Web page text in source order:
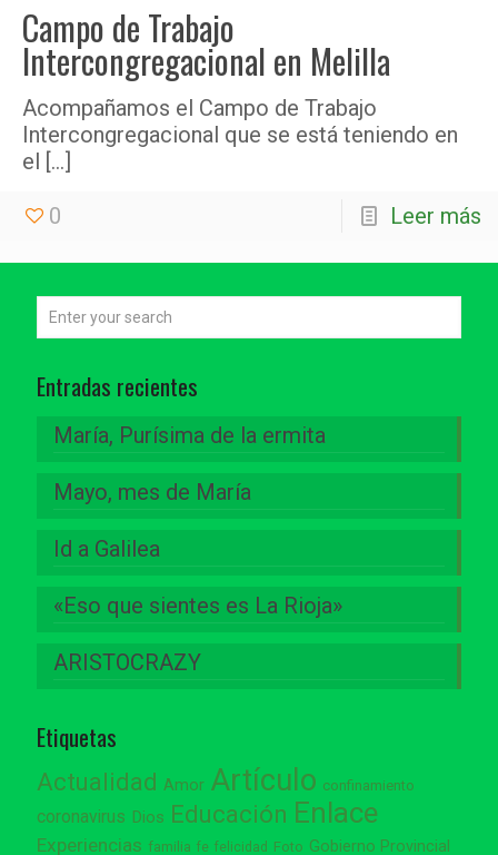
Campo de Trabajo
Intercongregacional en Melilla
Acompañamos el Campo de Trabajo
Intercongregacional que se está teniendo en
el […]
0 Leer más
Entradas recientes
María, Purísima de la ermita
Mayo, mes de María
Id a Galilea
«Eso que sientes es La Rioja»
ARISTOCRAZY
Etiquetas
Actualidad Amor Artículo confinamiento
coronavirus Dios Educación Enlace
Experiencias familia fe felicidad Foto Gobierno Provincial